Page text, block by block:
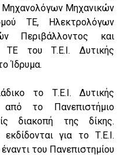
Μηχανολόγων Μηχανικών
ΤΕ, Ηλεκτρολόγων
Περιβάλλοντος και
ΤΕ του Τ.Ε.Ι. Δυτικής
Ίδρυμα.
το Τ.Ε.Ι. Δυτικής
από το Πανεπιστήμιο
διακοπή της δίκης.
για το Τ.Ε.Ι.
του Πανεπιστημίου